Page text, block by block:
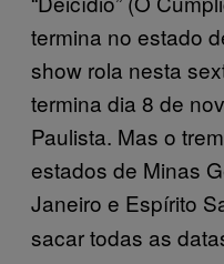
termina no estado
show rola nesta
termina dia 8 de
Paulista. Mas o
estados de Minas
Janeiro e Espírito
sacar todas as